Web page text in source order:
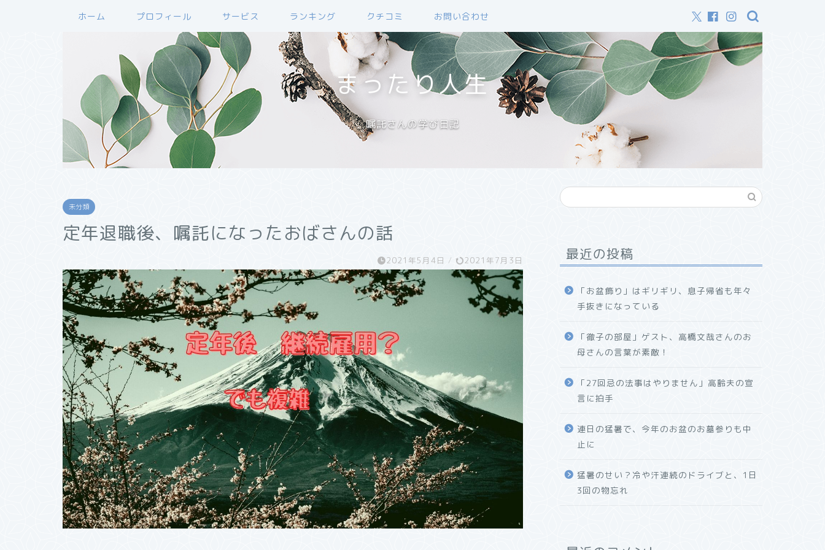
ホーム プロフィール サービス ランキング クチコミ お問い合わせ
まったり人生
嘱託さんの学び日記
未分類
定年退職後、嘱託になったおばさんの話
2021年5月4日 / 2021年7月3日 最近の投稿
「お盆飾り」はギリギリ、息子帰省も年々
手抜きになっている
「徹子の部屋」ゲスト、高橋文哉さんのお
母さんの言葉が素敵！
「27回忌の法事はやりません」高齢夫の宣
言に拍手
連日の猛暑で、今年のお盆のお墓参りも中
止に
猛暑のせい？冷や汗連続のドライブと、1日
3回の物忘れ